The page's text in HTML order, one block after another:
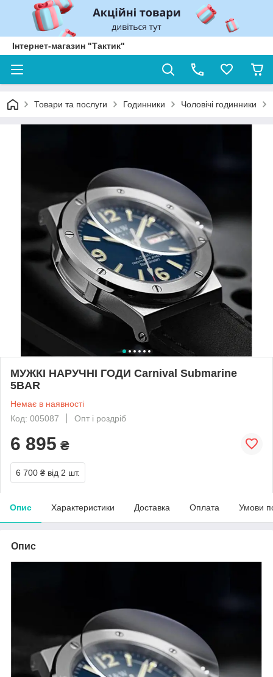
Інтернет-магазин "Тактик"
Товари та послуги Годинники Чоловічі годинники
МУЖКІ НАРУЧНІ ГОДИ Carnival Submarine
5BAR
Немає в наявності
Код: 005087
Опт і роздріб
6 895 ₴
6 700 ₴ від 2 шт.
Опис Характеристики Доставка Оплата Умови
Опис